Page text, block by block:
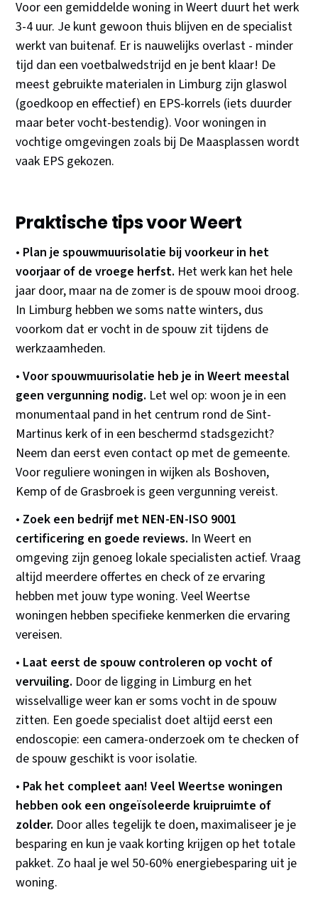
Voor een gemiddelde woning in Weert duurt het werk
3-4 uur. Je kunt gewoon thuis blijven en de specialist
werkt van buitenaf. Er is nauwelijks overlast - minder
tijd dan een voetbalwedstrijd en je bent klaar! De
meest gebruikte materialen in Limburg zijn glaswol
(goedkoop en effectief) en EPS-korrels (iets duurder
maar beter vocht-bestendig). Voor woningen in
vochtige omgevingen zoals bij De Maasplassen wordt
vaak EPS gekozen.
Praktische tips voor Weert
• Plan je spouwmuurisolatie bij voorkeur in het
voorjaar of de vroege herfst. Het werk kan het hele
jaar door, maar na de zomer is de spouw mooi droog.
In Limburg hebben we soms natte winters, dus
voorkom dat er vocht in de spouw zit tijdens de
werkzaamheden.
•Voor spouwmuurisolatie heb je in Weert meestal
geen vergunning nodig. Let wel op: woon je in een
monumentaal pand in het centrum rond de Sint-
Martinus kerk of in een beschermd stadsgezicht?
Neem dan eerst even contact op met de gemeente.
Voor reguliere woningen in wijken als Boshoven,
Kemp of de Grasbroek is geen vergunning vereist.
• Zoek een bedrijf met NEN-EN-ISO 9001
certificering en goede reviews. In Weert en
omgeving zijn genoeg lokale specialisten actief. Vraag
altijd meerdere offertes en check of ze ervaring
hebben met jouw type woning. Veel Weertse
woningen hebben specifieke kenmerken die ervaring
vereisen.
• Laat eerst de spouw controleren op vocht of
vervuiling. Door de ligging in Limburg en het
wisselvallige weer kan er soms vocht in de spouw
zitten. Een goede specialist doet altijd eerst een
endoscopie: een camera-onderzoek om te checken of
de spouw geschikt is voor isolatie.
• Pak het compleet aan! Veel Weertse woningen
hebben ook een ongeïsoleerde kruipruimte of
zolder. Door alles tegelijk te doen, maximaliseer je je
besparing en kun je vaak korting krijgen op het totale
pakket. Zo haal je wel 50-60% energiebesparing uit je
woning.